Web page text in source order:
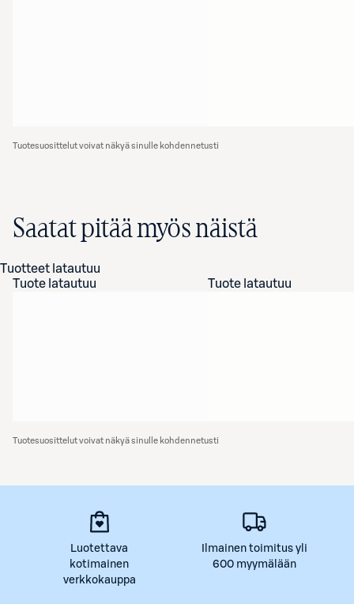
Tuotesuosittelut voivat näkyä sinulle kohdennetusti
Saatat pitää myös näistä
Tuotteet latautuu
Tuote latautuu
Tuote latautuu
Tuotesuosittelut voivat näkyä sinulle kohdennetusti
Luotettava
kotimainen
verkkokauppa
Ilmainen toimitus yli
600 myymälään